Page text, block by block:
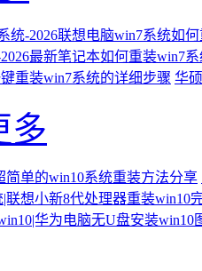
统-2026联想电脑win7系统如
最新笔记本如何重装win7
重装win7系统的详细步骤 华
多
简单的win10系统重装方法分享
联想小新8代处理器重装win10
华为电脑无U盘安装win10